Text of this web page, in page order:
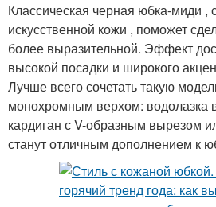
Классическая черная юбка-миди ,
искусственной кожи , поможет
более выразительной. Эффект
высокой посадки и широкого
Лучше всего сочетать такую
монохромным верхом: водолазка
кардиган с V-образным вырезом
станут отличным дополнением к